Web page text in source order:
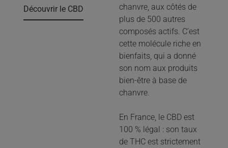
Découvrir le CBD
chanvre, aux côtés de
plus de 500 autres
composés actifs. C’est
cette molécule riche en
bienfaits, qui a donné
son nom aux produits
bien-être à base de
chanvre.
En France, le CBD est
100 % légal : son taux
de THC est strictement